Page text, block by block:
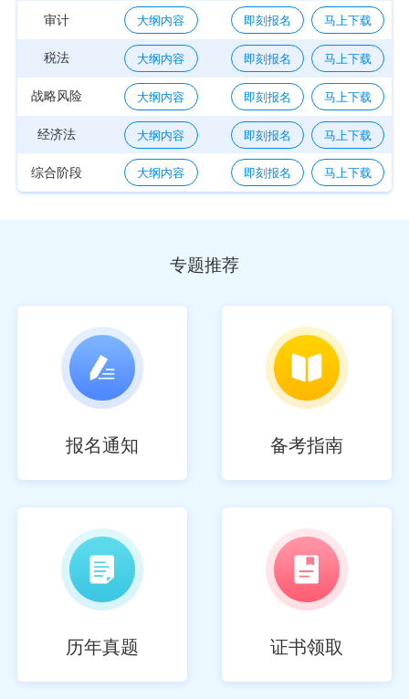
审计 大纲内容 即刻报名 马上下载
税法 大纲内容 即刻报名 马上下载
战略风险 大纲内容 即刻报名 马上下载
经济法 大纲内容 即刻报名 马上下载
综合阶段 大纲内容 即刻报名 马上下载
专题推荐
报名通知 备考指南
历年真题 证书领取